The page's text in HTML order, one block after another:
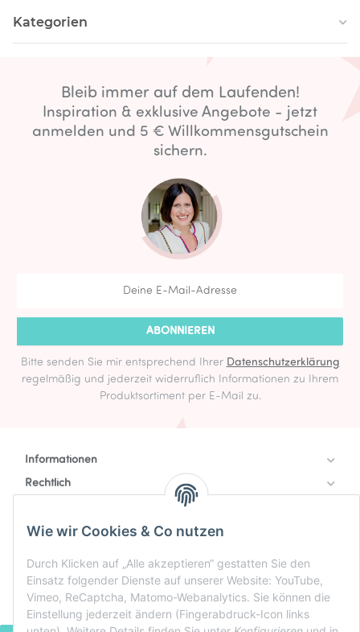
Wie wir Cookies & Co nutzen
Durch Klicken auf „Alle akzeptieren“ gestatten Sie den
Einsatz folgender Dienste auf unserer Website: YouTube,
Vimeo, ReCaptcha, Matomo-Webanalytics. Sie können die
Einstellung jederzeit ändern (Fingerabdruck-Icon links
Kategorien
Bleib immer auf dem Laufenden!
Inspiration & exklusive Angebote - jetzt
anmelden und 5 € Willkommensgutschein
sichern.
ABONNIEREN
Bitte senden Sie mir entsprechend Ihrer Datenschutzerklärung
regelmäßig und jederzeit widerruflich Informationen zu Ihrem
Produktsortiment per E-Mail zu.
Informationen
Rechtlich